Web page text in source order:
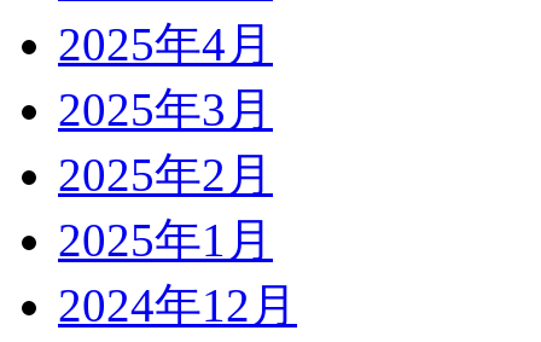
2025年4月
2025年3月
2025年2月
2025年1月
2024年12月